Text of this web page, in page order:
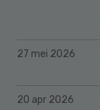
27 mei 2026
20 apr 2026